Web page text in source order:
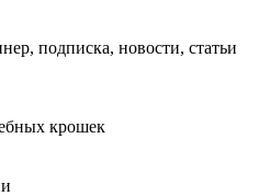
подписка, новости, статьи
крошек